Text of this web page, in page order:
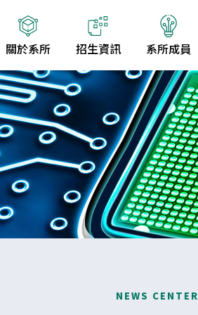
關於系所 招生資訊 系所成員
NEWS CENTER